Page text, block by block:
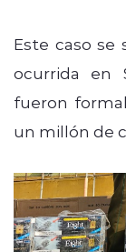
Este caso se
ocurrida en
fueron
un millón de